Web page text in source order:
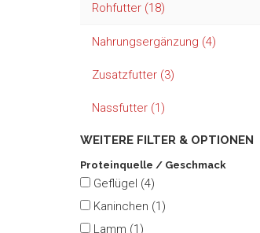
Rohfutter (18)
Nahrungsergänzung (4)
Zusatzfutter (3)
Nassfutter (1)
WEITERE FILTER & OPTIONEN
Proteinquelle / Geschmack
Geflügel (4)
Kaninchen (1)
Lamm (1)